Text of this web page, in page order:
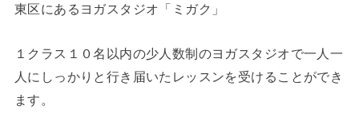
東区にあるヨガスタジオ「ミガク」
１クラス１０名以内の少人数制のヨガスタジオで一人一
人にしっかりと行き届いたレッスンを受けることができ
ます。